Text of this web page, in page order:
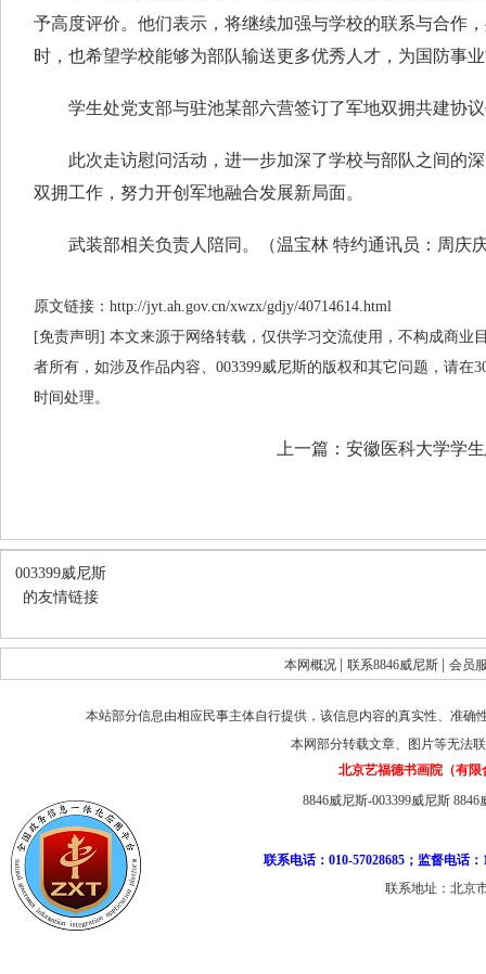
予高度评价。他们表示，将继续加强与学校的联系与合作
时，也希望学校能够为部队输送更多优秀人才，为国防事
学生处党支部与驻池某部六营签订了军地双拥共建协
此次走访慰问活动，进一步加深了学校与部队之间的深
双拥工作，努力开创军地融合发展新局面。
武装部相关负责人陪同。（温宝林 特约通讯员：周庆
原文链接：http://jyt.ah.gov.cn/xwzx/gdjy/40714614.html
[免责声明] 本文来源于网络转载，仅供学习交流使用，不构成商业
者所有，如涉及作品内容、003399威尼斯的版权和其它问题，请在
时间处理。
上一篇： 安徽医科大学学
003399威尼斯
的友情链接
本网概况 联系8846威尼斯 会员
本站部分信息由相应民事主体自行提供，该信息内容的真实性、准确
本网部分转载文章、图片等无法
北京艺福德书画院（有
8846威尼斯-003399威尼斯 8846
联系电话：010-57028685；监督电话
联系地址：北京